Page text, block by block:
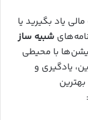
یاد بگیرید یا
شبیه ساز
با محیطی
یادگیری و